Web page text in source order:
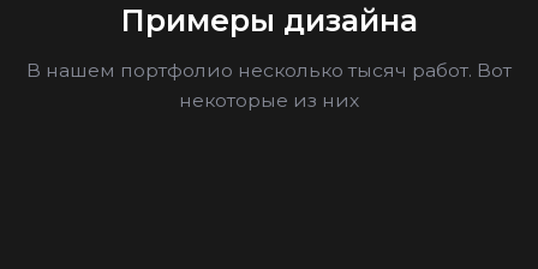
Примеры дизайна
В нашем портфолио несколько тысяч работ. Вот
некоторые из них